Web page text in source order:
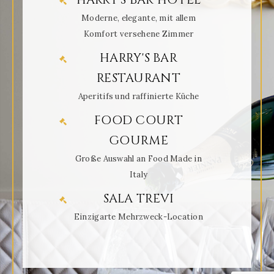
Moderne, elegante, mit allem
Komfort versehene Zimmer
HARRY'S BAR
RESTAURANT
Aperitifs und raffinierte Küche
FOOD COURT
GOURME
Große Auswahl an Food Made in
Italy
SALA TREVI
Einzigarte Mehrzweck-Location